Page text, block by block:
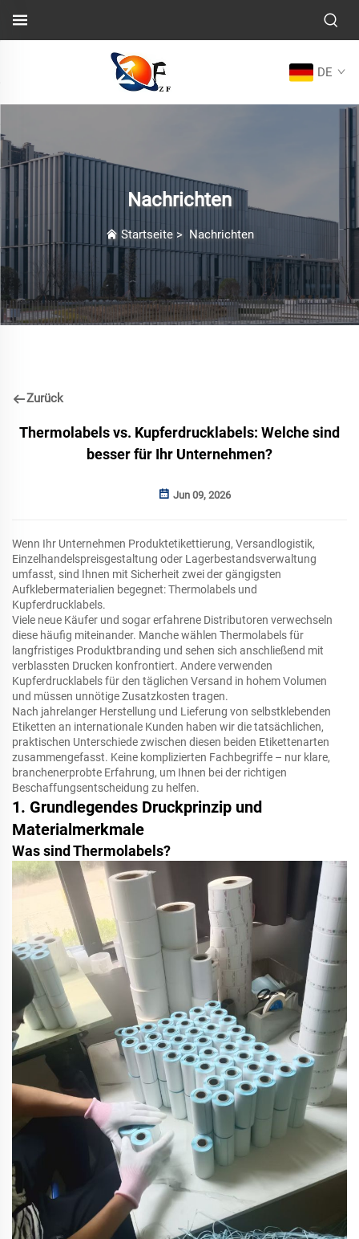
DE
Nachrichten
Startseite> Nachrichten
Zurück
Thermolabels vs. Kupferdrucklabels: Welche sind
besser für Ihr Unternehmen?
Jun 09, 2026
Wenn Ihr Unternehmen Produktetikettierung, Versandlogistik,
Einzelhandelspreisgestaltung oder Lagerbestandsverwaltung
umfasst, sind Ihnen mit Sicherheit zwei der gängigsten
Aufklebermaterialien begegnet: Thermolabels und
Kupferdrucklabels.
Viele neue Käufer und sogar erfahrene Distributoren verwechseln
diese häufig miteinander. Manche wählen Thermolabels für
langfristiges Produktbranding und sehen sich anschließend mit
verblassten Drucken konfrontiert. Andere verwenden
Kupferdrucklabels für den täglichen Versand in hohem Volumen
und müssen unnötige Zusatzkosten tragen.
Nach jahrelanger Herstellung und Lieferung von selbstklebenden
Etiketten an internationale Kunden haben wir die tatsächlichen,
praktischen Unterschiede zwischen diesen beiden Etikettenarten
zusammengefasst. Keine komplizierten Fachbegriffe – nur klare,
branchenerprobte Erfahrung, um Ihnen bei der richtigen
Beschaffungsentscheidung zu helfen.
1. Grundlegendes Druckprinzip und
Materialmerkmale
Was sind Thermolabels?